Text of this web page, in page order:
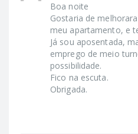
Boa noite
Gostaria de
meu apartamento, e
Já sou aposentada,
emprego de meio
possibilidade.
Fico na escuta.
Obrigada.